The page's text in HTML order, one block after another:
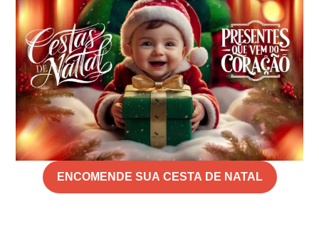
ENCOMENDE SUA CESTA DE NATAL